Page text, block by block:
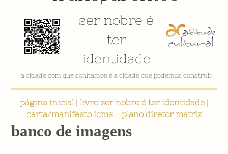
ser nobre é
ter
identidade
a cidade com que sonhamos é a cidade que podemos construir
página inicial| livro ser nobre é ter identidade|
carta/manifesto icms - plano diretor matriz
banco de imagens